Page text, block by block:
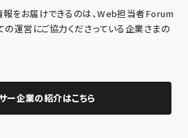
をお届けできるのは、Web担当者Forum
の運営にご協力くださっている企業さまの
ー企業の紹介はこちら